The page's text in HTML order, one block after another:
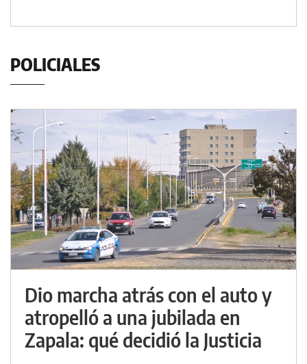
POLICIALES
Dio marcha atrás con el auto y
atropelló a una jubilada en
Zapala: qué decidió la Justicia